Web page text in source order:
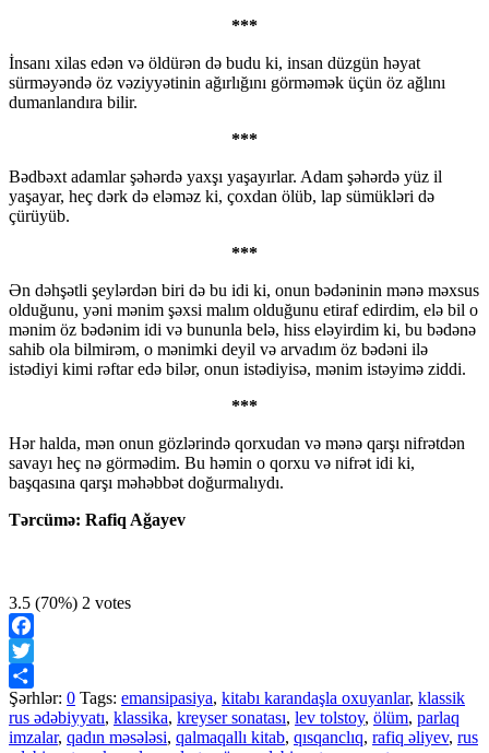
***
İnsanı xilas edən və öldürən də budu ki, insan düzgün həyat
sürməyəndə öz vəziyyətinin ağırlığını görməmək üçün öz ağlını
dumanlandıra bilir.
***
Bədbəxt adamlar şəhərdə yaxşı yaşayırlar. Adam şəhərdə yüz il
yaşayar, heç dərk də eləməz ki, çoxdan ölüb, lap sümükləri də
çürüyüb.
***
Ən dəhşətli şeylərdən biri də bu idi ki, onun bədəninin mənə məxsus
olduğunu, yəni mənim şəxsi malım olduğunu etiraf edirdim, elə bil o
mənim öz bədənim idi və bununla belə, hiss eləyirdim ki, bu bədənə
sahib ola bilmirəm, o mənimki deyil və arvadım öz bədəni ilə
istədiyi kimi rəftar edə bilər, onun istədiyisə, mənim istəyimə ziddi.
***
Hər halda, mən onun gözlərində qorxudan və mənə qarşı nifrətdən
savayı heç nə görmədim. Bu həmin o qorxu və nifrət idi ki,
başqasına qarşı məhəbbət doğurmalıydı.
Tərcümə: Rafiq Ağayev
3.5 (70%) 2 votes
Facebook
Twitter
Share
Şərhlər: 0 Tags: emansipasiya, kitabı karandaşla oxuyanlar, klassik
rus ədəbiyyatı, klassika, kreyser sonatası, lev tolstoy, ölüm, parlaq
imzalar, qadın məsələsi, qalmaqallı kitab, qısqanclıq, rafiq əliyev, rus